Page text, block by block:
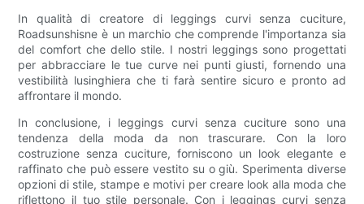
In qualità di creatore di leggings curvi senza cuciture,
Roadsunshisne è un marchio che comprende l'importanza sia
del comfort che dello stile. I nostri leggings sono progettati
per abbracciare le tue curve nei punti giusti, fornendo una
vestibilità lusinghiera che ti farà sentire sicuro e pronto ad
affrontare il mondo.
In conclusione, i leggings curvi senza cuciture sono una
tendenza della moda da non trascurare. Con la loro
costruzione senza cuciture, forniscono un look elegante e
raffinato che può essere vestito su o giù. Sperimenta diverse
opzioni di stile, stampe e motivi per creare look alla moda che
riflettono il tuo stile personale. Con i leggings curvi senza